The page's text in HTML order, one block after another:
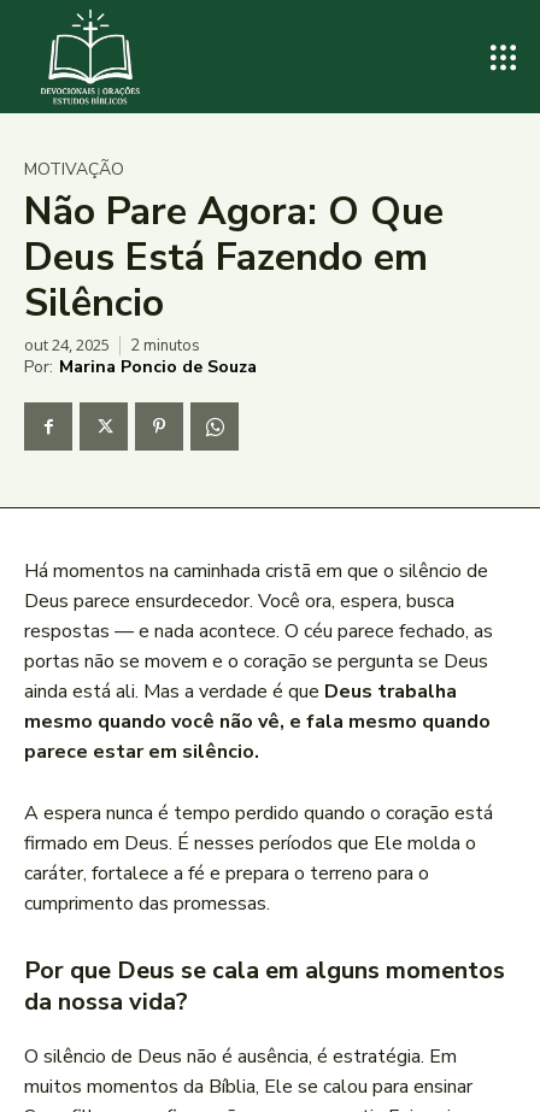
MOTIVAÇÃO
Não Pare Agora: O Que
Deus Está Fazendo em
Silêncio
out 24, 2025 2minutos
Por: Marina Poncio de Souza
Há momentos na caminhada cristã em que o silêncio de
Deus parece ensurdecedor. Você ora, espera, busca
respostas — e nada acontece. O céu parece fechado, as
portas não se movem e o coração se pergunta se Deus
ainda está ali. Mas a verdade é que Deus trabalha
mesmo quando você não vê, e fala mesmo quando
parece estar em silêncio.
A espera nunca é tempo perdido quando o coração está
firmado em Deus. É nesses períodos que Ele molda o
caráter, fortalece a fé e prepara o terreno para o
cumprimento das promessas.
Por que Deus se cala em alguns momentos
da nossa vida?
O silêncio de Deus não é ausência, é estratégia. Em
muitos momentos da Bíblia, Ele se calou para ensinar